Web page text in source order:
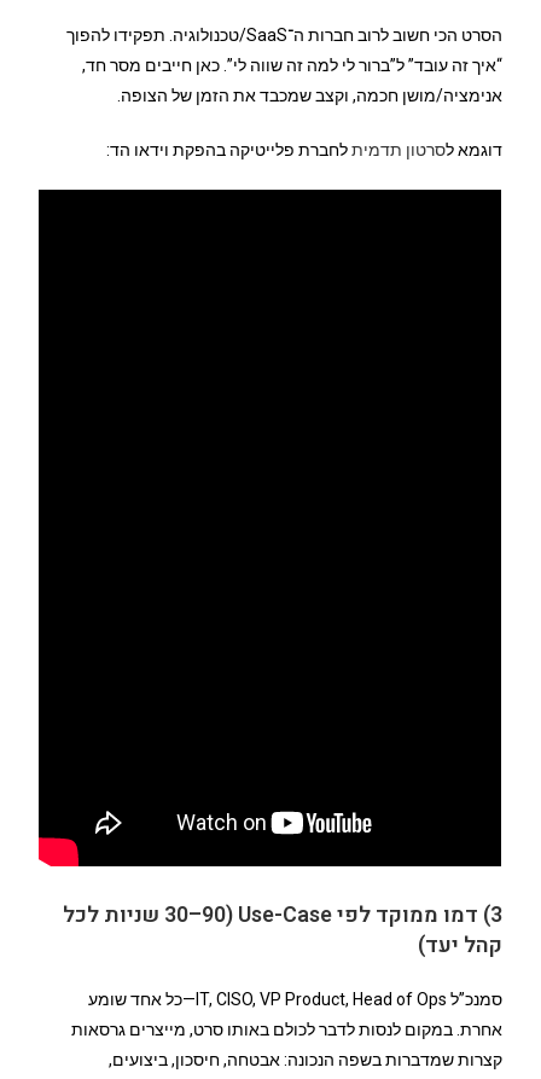
הסרט הכי חשוב לרוב חברות ה־SaaS/טכנולוגיה. תפקידו להפוך
“איך זה עובד” ל”ברור לי למה זה שווה לי”. כאן חייבים מסר חד,
אנימציה/מושן חכמה, וקצב שמכבד את הזמן של הצופה.
דוגמא לסרטון תדמיתלחברת פלייטיקה בהפקת וידאו הד:
3) דמו ממוקד לפי Use-Case (30–90 שניות לכל
קהל יעד)
סמנכ”ל IT, CISO, VP Product, Head of Ops—כל אחד שומע
אחרת. במקום לנסות לדבר לכולם באותו סרט, מייצרים גרסאות
קצרות שמדברות בשפה הנכונה: אבטחה, חיסכון, ביצועים,